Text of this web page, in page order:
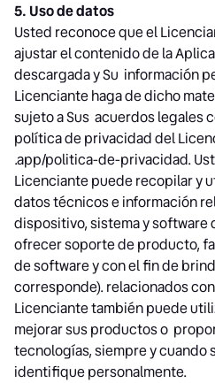
5. Uso de datos
Usted reconoce que el
ajustar el contenido de la
descargada y Su información
Licenciante haga de dicho
sujeto a Sus acuerdos legales
política de privacidad del
.app/politica-de-privacidad.
Licenciante puede recopilar y
datos técnicos e información
dispositivo, sistema y
ofrecer soporte de producto,
de software y con el fin de
corresponde). relacionados
Licenciante también puede
mejorar sus productos o
tecnologías, siempre y cuando
identifique personalmente.